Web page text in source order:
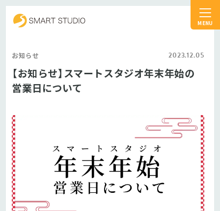
お知らせ 2023.12.05
【お知らせ】スマートスタジオ年末年始の
営業日について